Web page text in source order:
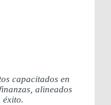
capacitados en
alineados
éxito.